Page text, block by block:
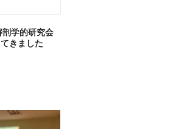
学的研究会
きました